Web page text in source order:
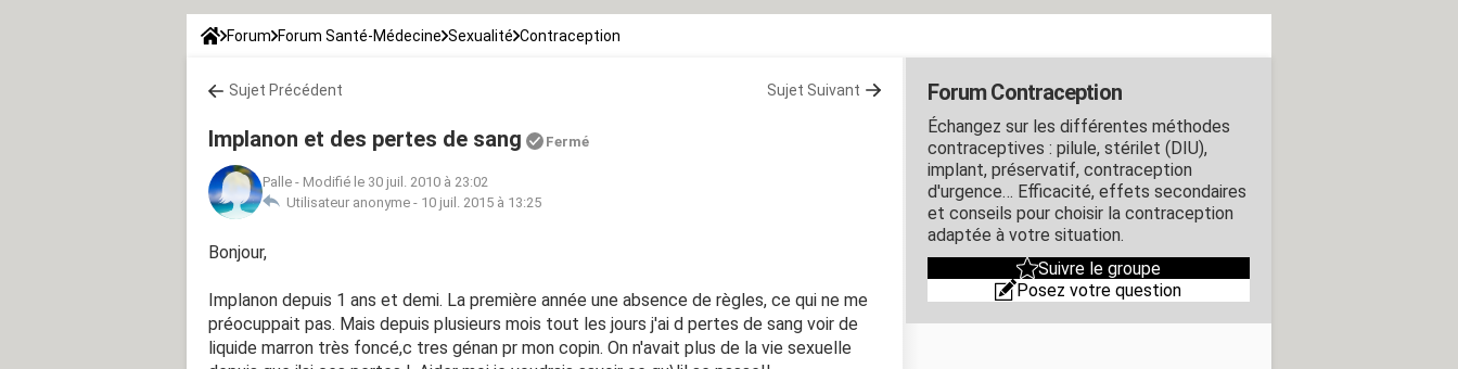
Forum Forum Santé-Médecine Sexualité Contraception
Sujet Précédent Sujet Suivant
Implanon et des pertes de sang Fermé
Palle - Modifié le 30 juil. 2010 à 23:02
Utilisateur anonyme - 10 juil. 2015 à 13:25
Bonjour,
Implanon depuis 1 ans et demi. La première année une absence de règles, ce qui ne me
préocuppait pas. Mais depuis plusieurs mois tout les jours j'ai d pertes de sang voir de
liquide marron très foncé,c tres génan pr mon copin. On n'avait plus de la vie sexuelle
Forum Contraception
Échangez sur les différentes méthodes
contraceptives : pilule, stérilet (DIU),
implant, préservatif, contraception
d'urgence… Efficacité, effets secondaires
et conseils pour choisir la contraception
adaptée à votre situation.
Suivre le groupe
Posez votre question